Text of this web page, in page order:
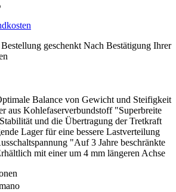
geschenkt Nach Bestätigung Ihrer
Balance von Gewicht und Steifigkeit
aus Kohlefaserverbundstoff "Superbreite
und die Übertragung der Tretkraft
Lager für eine bessere Lastverteilung
"Auf 3 Jahre beschränkte
mit einer um 4 mm längeren Achse